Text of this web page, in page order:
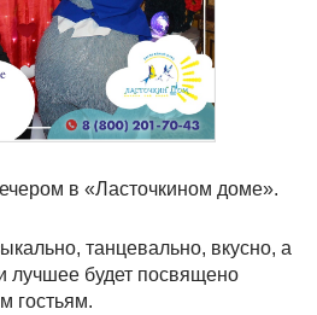
в «Ласточкином доме».
танцевально, вкусно, а
лучшее будет посвящено
гостьям.